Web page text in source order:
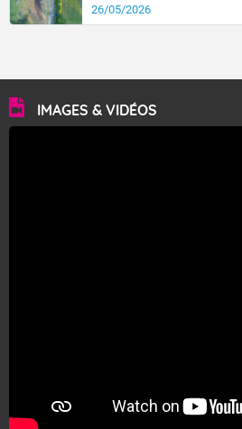
26/05/2026
IMAGES & VIDÉOS